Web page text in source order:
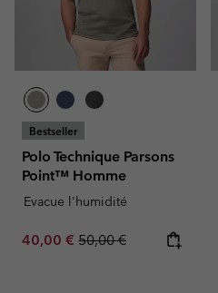
Bestseller
Polo Technique Parsons
Point™ Homme
Evacue l'humidité
Sale price:
40,00 € Regular price:
50,00 €